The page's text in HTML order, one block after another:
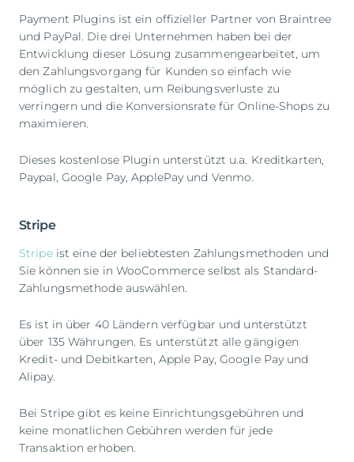
Payment Plugins ist ein offizieller Partner von Braintree
und PayPal. Die drei Unternehmen haben bei der
Entwicklung dieser Lösung zusammengearbeitet, um
den Zahlungsvorgang für Kunden so einfach wie
möglich zu gestalten, um Reibungsverluste zu
verringern und die Konversionsrate für Online-Shops zu
maximieren.
Dieses kostenlose Plugin unterstützt u.a. Kreditkarten,
Paypal, Google Pay, ApplePay und Venmo.
Stripe
Stripeist eine der beliebtesten Zahlungsmethoden und
Sie können sie in WooCommerce selbst als Standard-
Zahlungsmethode auswählen.
Es ist in über 40 Ländern verfügbar und unterstützt
über 135 Währungen. Es unterstützt alle gängigen
Kredit- und Debitkarten, Apple Pay, Google Pay und
Alipay.
Bei Stripe gibt es keine Einrichtungsgebühren und
keine monatlichen Gebühren werden für jede
Transaktion erhoben.